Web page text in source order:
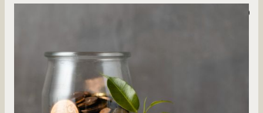
למה לחסוך בחברת ביטוח?